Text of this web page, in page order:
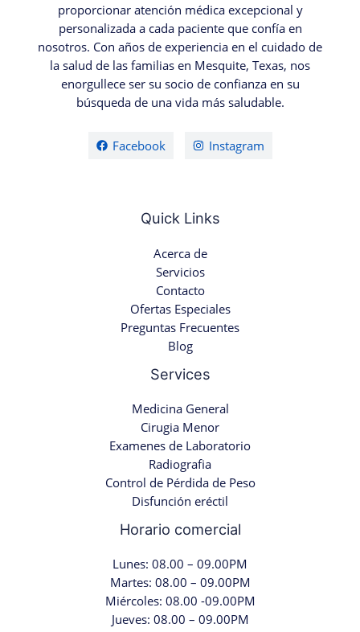
proporcionar atención médica excepcional y
personalizada a cada paciente que confía en
nosotros. Con años de experiencia en el cuidado de
la salud de las familias en Mesquite, Texas, nos
enorgullece ser su socio de confianza en su
búsqueda de una vida más saludable.
Facebook Instagram
Quick Links
Acerca de
Servicios
Contacto
Ofertas Especiales
Preguntas Frecuentes
Blog
Services
Medicina General
Cirugia Menor
Examenes de Laboratorio
Radiografia
Control de Pérdida de Peso
Disfunción eréctil
Horario comercial
Lunes: 08.00 – 09.00PM
Martes: 08.00 – 09.00PM
Miércoles: 08.00 -09.00PM
Jueves: 08.00 – 09.00PM